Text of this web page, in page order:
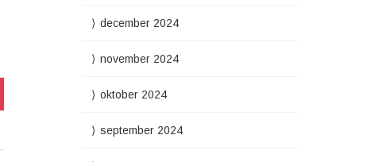
december 2024
november 2024
oktober 2024
september 2024